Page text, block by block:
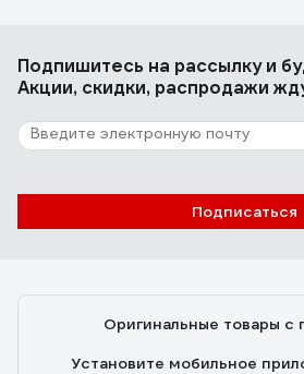
Подпишитесь на рассылкуи
Акции, скидки, распродажи
Подписаться
Оригинальные товары с
Установите мобильное